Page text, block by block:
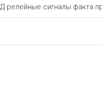
релейные сигналы факта